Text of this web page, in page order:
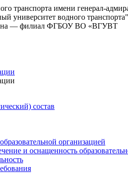
транспорта имени генерал-
университет водного транспорта"
— филиал ФГБОУ ВО «ВГУВТ
состав
организацией
и оснащенность